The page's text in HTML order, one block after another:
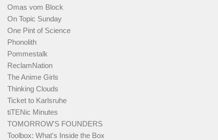
Omas vom Block
On Topic Sunday
One Pint of Science
Phonolith
Pommestalk
ReclamNation
The Anime Girls
Thinking Clouds
Ticket to Karlsruhe
tiTENic Minutes
TOMORROW'S FOUNDERS
Toolbox: What's Inside the Box